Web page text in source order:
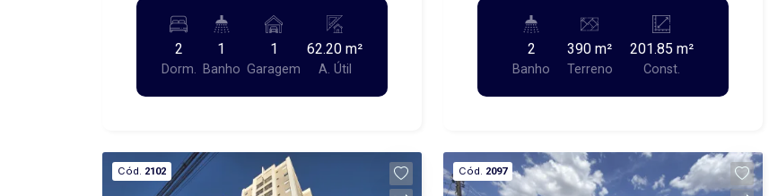
Apresentamos um condomínio
exclusivo com três apartamentos
recentemente construídos, com
excelente localização e fácil acesso a
toda a região. Cada unidade conta com:
ambiente amplo e funcional 1 banheiro
moderno Lavanderia com sacada 1
2
Dorm.
1
Banho
1
Garagem
62.20 m²
A. Útil
Se você busca um espaço amplo,
moderno e bem localizado para o seu
negócio, essa é a oportunidade ideal!
Localizado na Vila Rio Branco, em uma
região estratégica, próximo ao
200m² de área construída, perfeito para
diversos segmentos comerciais como
2
Banho
390 m²
Terreno
201.85 m²
Const.
Cód. 2102 Cód. 2097